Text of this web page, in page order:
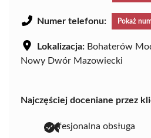
Numer telefonu: Pokaż
Lokalizacja: Bohaterów
Nowy Dwór Mazowiecki
Najczęściej doceniane przez
profesjonalna obsługa